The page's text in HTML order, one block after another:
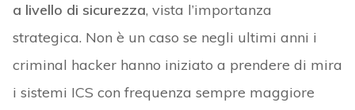
a livello di sicurezza, vista l’importanza
strategica. Non è un caso se negli ultimi anni i
criminal hacker hanno iniziato a prendere di mira
i sistemi ICS con frequenza sempre maggiore